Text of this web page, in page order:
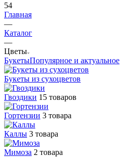
54
Главная
—
Каталог
—
Цветы
БукетыПопулярное и актуальное
Букеты из сухоцветов
Гвоздики 15 товаров
Гортензии 3 товара
Каллы 3 товара
Мимоза 2 товара